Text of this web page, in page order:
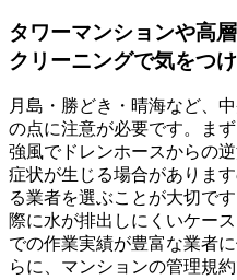
タワーマンションや高
クリーニングで気をつ
月島・勝どき・晴海など、
の点に注意が必要です。ま
強風でドレンホースからの
症状が生じる場合がありま
る業者を選ぶことが大切で
際に水が排出しにくいケー
での作業実績が豊富な業者
らに、マンションの管理規